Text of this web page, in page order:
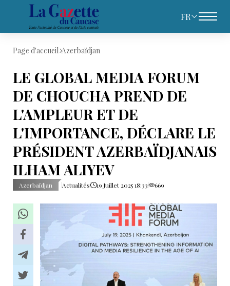
FR
Page d'accueil Azerbaïdjan
LE GLOBAL MEDIA FORUM
DE CHOUCHA PREND DE
L'AMPLEUR ET DE
L'IMPORTANCE, DÉCLARE LE
PRÉSIDENT AZERBAÏDJANAIS
ILHAM ALIYEV
Azerbaïdjan Actualités 19 Juillet 2025 18:33 669